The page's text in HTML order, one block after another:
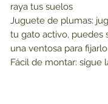
raya tus suelos
Juguete de plumas:
tu gato activo, puedes
una ventosa para
Fácil de montar: sigue